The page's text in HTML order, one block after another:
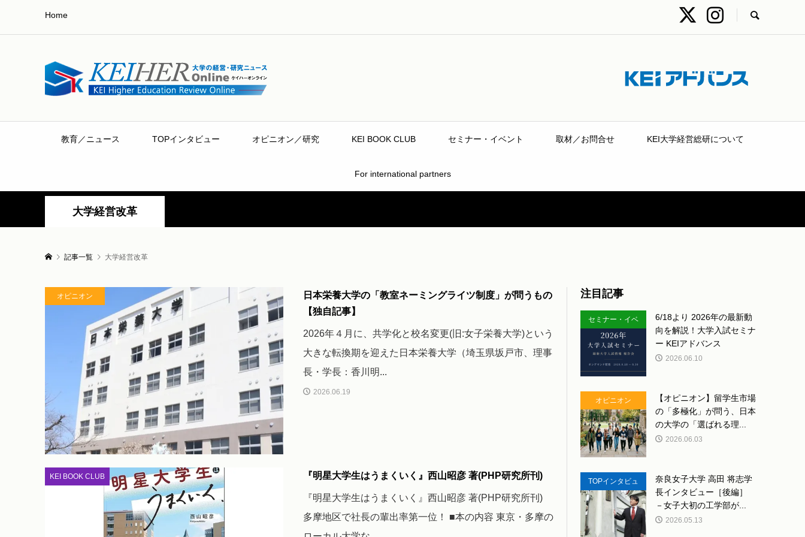
Home
教育／ニュース TOPインタビュー オピニオン／研究 KEI BOOK CLUB セミナー・イベント 取材／お問合せ KEI大学経営総研について
For international partners
大学経営改革
記事一覧 大学経営改革
オピニオン
日本栄養大学の「教室ネーミングライツ制度」が問うもの
【独自記事】
2026年４月に、共学化と校名変更(旧:女子栄養大学)という
大きな転換期を迎えた日本栄養大学（埼玉県坂戸市、理事
長・学長：香川明...
2026.06.19
KEI BOOK CLUB 『明星大学生はうまくいく』西山昭彦 著(PHP研究所刊)
『明星大学生はうまくいく』西山昭彦 著(PHP研究所刊)
多摩地区で社長の輩出率第一位！ ■本の内容 東京・多摩の
注目記事
セミナー・イベ
ント
6/18より 2026年の最新動
向を解説！大学入試セミナ
ー KEIアドバンス
2026.06.10
オピニオン
【オピニオン】留学生市場
の「多極化」が問う、日本
の大学の「選ばれる理...
2026.06.03
TOPインタビュ
ー
奈良女子大学 高田 将志学
長インタビュー［後編］
－女子大初の工学部が...
2026.05.13